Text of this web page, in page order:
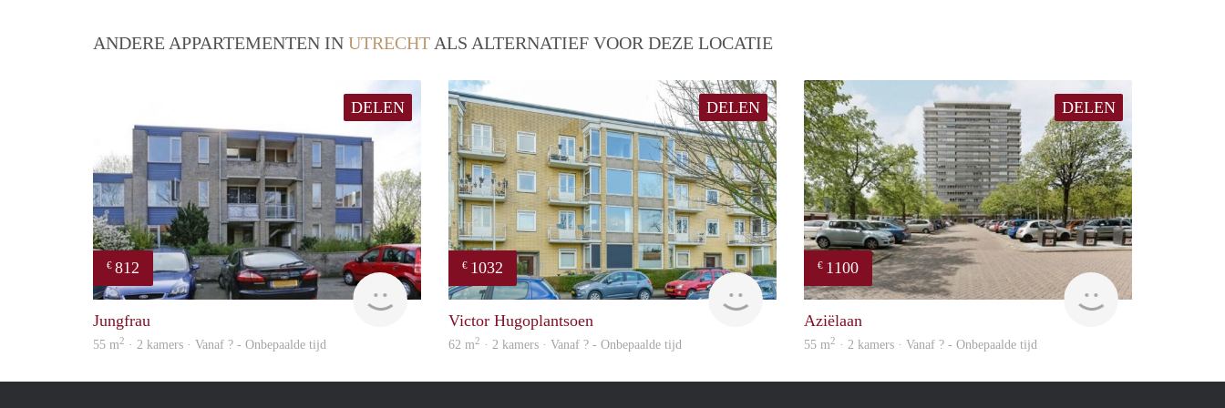
ANDERE APPARTEMENTEN IN UTRECHT ALS ALTERNATIEF VOOR DEZE LOCATIE
DELEN
€ 812
finder
Jungfrau
55 m2 · 2 kamers · Vanaf ? - Onbepaalde tijd
DELEN
€ 1032
Woning
Victor Hugoplantsoen
62 m2 · 2 kamers · Vanaf ? - Onbepaalde tijd
DELEN
€ 1100
finder
Aziëlaan
55 m2 · 2 kamers · Vanaf ? - Onbepaalde tijd